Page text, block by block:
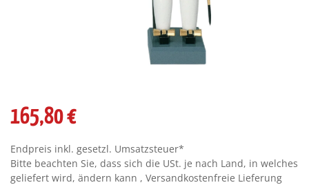
165,80 €
Endpreis inkl. gesetzl. Umsatzsteuer*
Bitte beachten Sie, dass sich die USt. je nach Land, in welches
geliefert wird, ändern kann , Versandkostenfreie Lieferung